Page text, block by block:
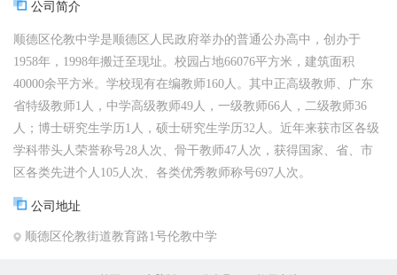
公司简介
顺德区伦教中学是顺德区人民政府举办的普通公办高中，创办于
1958年，1998年搬迁至现址。校园占地66076平方米，建筑面积
40000余平方米。学校现有在编教师160人。其中正高级教师、广东
省特级教师1人，中学高级教师49人，一级教师66人，二级教师36
人；博士研究生学历1人，硕士研究生学历32人。近年来获市区各级
学科带头人荣誉称号28人次、骨干教师47人次，获得国家、省、市
区各类先进个人105人次、各类优秀教师称号697人次。
公司地址
顺德区伦教街道教育路1号伦教中学